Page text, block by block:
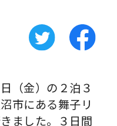
（金）の２泊３
市にある舞子リ
ました。３日間